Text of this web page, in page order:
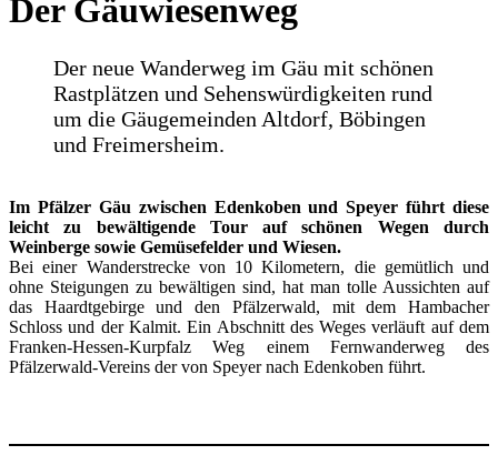
Der Gäuwiesenweg
Der neue Wanderweg im Gäu mit schönen
Rastplätzen und Sehenswürdigkeiten rund
um die Gäugemeinden Altdorf, Böbingen
und Freimersheim.
Im Pfälzer Gäu zwischen Edenkoben und Speyer führt diese
leicht zu bewältigende Tour auf schönen Wegen durch
Weinberge sowie Gemüsefelder und Wiesen.
Bei einer Wanderstrecke von 10 Kilometern, die gemütlich und
ohne Steigungen zu bewältigen sind, hat man tolle Aussichten auf
das Haardtgebirge und den Pfälzerwald, mit dem Hambacher
Schloss und der Kalmit. Ein Abschnitt des Weges verläuft auf dem
Franken-Hessen-Kurpfalz Weg einem Fernwanderweg des
Pfälzerwald-Vereins der von Speyer nach Edenkoben führt.